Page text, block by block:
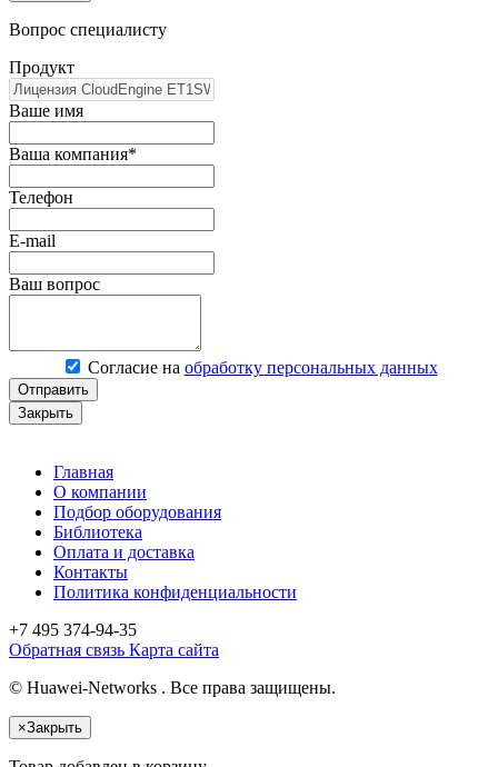
Вопрос специалисту
Продукт
Ваше имя
Ваша компания*
Телефон
E-mail
Ваш вопрос
Согласие на обработку персональных данных
Отправить
Закрыть
Главная
О компании
Подбор оборудования
Библиотека
Оплата и доставка
Контакты
Политика конфиденциальности
+7 495 374-94-35
Обратная связь Карта сайта
© Huawei-Networks . Все права защищены.
×Закрыть